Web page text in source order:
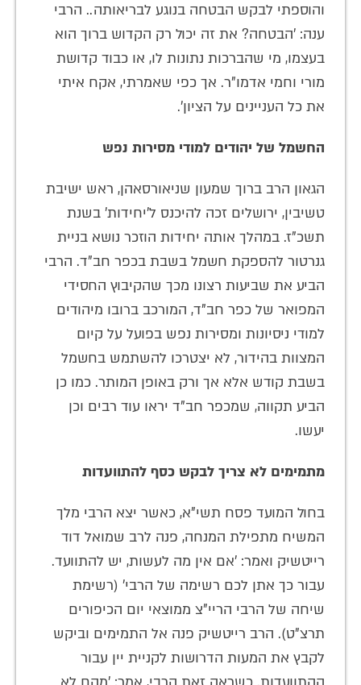
והוספתי לבקש הבטחה בנוגע לבריאותה.. הרבי
ענה: 'הבטחה? את זה יכול רק הקדוש ברוך הוא
בעצמו, מי שהברכות נתונות לו, או כבוד קדושת
מורי וחמי אדמו"ר. אך כפי שאמרתי, אקח איתי
את כל העניינים על הציון'.
החשמל של יהודים למודי מסירות נפש
הגאון הרב ברוך שמעון שניאורסאהן, ראש ישיבת
טשיבין, ירושלים זכה להיכנס ל'יחידות' בשנת
תשכ"ז. במהלך אותה יחידות הוזכר נושא בניית
גנרטור להספקת חשמל בשבת בכפר חב"ד. הרבי
הביע את שביעות רצונו מכך שהקיבוץ החסידי
המפואר של כפר חב"ד, המורכב ברובו מיהודים
למודי ניסיונות ומסירות נפש בפועל על קיום
המצוות בהידור, לא יצטרכו להשתמש בחשמל
בשבת קודש אלא אך ורק באופן המותר. כמו כן
הביע תקווה, שמכפר חב"ד יראו עוד רבים וכן
יעשו.
מתמימים לא צריך לבקש כסף להתוועדות
בחול המועד פסח תשי"א, כאשר יצא הרבי מלך
המשיח מתפילת המנחה, פנה לרב שמואל דוד
רייטשיק ואמר: 'אם אין מה לעשות, יש להתוועד.
עבור כך אתן לכם רשימה של הרבי' (רשימת
שיחה של הרבי הריי"צ ממוצאי יום הכיפורים
תרצ"ט). הרב רייטשיק פנה אל התמימים וביקש
לקבץ את המעות הדרושות לקניית יין עבור